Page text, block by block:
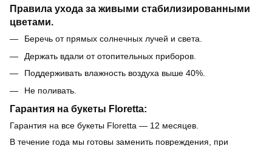
Правила ухода за живыми стабилизированными
цветами.
Беречь от прямых солнечных лучей и света.
Держать вдали от отопительных приборов.
Поддерживать влажность воздуха выше 40%.
Не поливать.
Гарантия на букеты Floretta:
Гарантия на все букеты Floretta — 12 месяцев.
В течение года мы готовы заменить повреждения, при